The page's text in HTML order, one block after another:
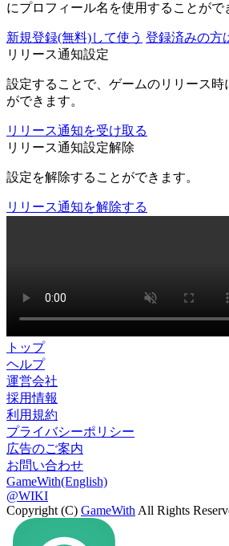
にプロフィール名を使用することがで
新規登録(無料)して使う 登録済みの方
リリース通知設定
設定することで、ゲームのリリース時
ができます。
リリース通知を受け取る
リリース通知設定解除
設定を解除することができます。
リリース通知を解除する
トップ
ヘルプ
運営会社
採用情報
利用規約
プライバシーポリシー
広告のご案内
お問い合わせ
GameWith(English)
@WIKI
Copyright (C) GameWith All Rights